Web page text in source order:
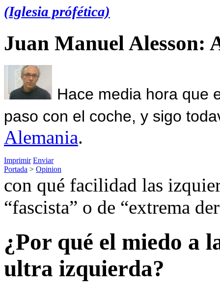
(Iglesia prófética)
Juan Manuel Alesson:
Hace media hora que
paso con el coche, y sigo
Alemania.
Imprimir Enviar
Portada > Opinion
con qué facilidad las
“fascista” o de “extrema
¿Por qué el miedo a
ultra izquierda?